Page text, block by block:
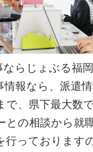
ならじょぶる福
報なら、派遣
で、県下最大数
との相談から就
行っております